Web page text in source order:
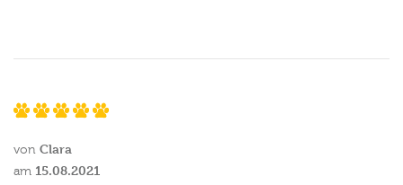
von Clara
am 15.08.2021